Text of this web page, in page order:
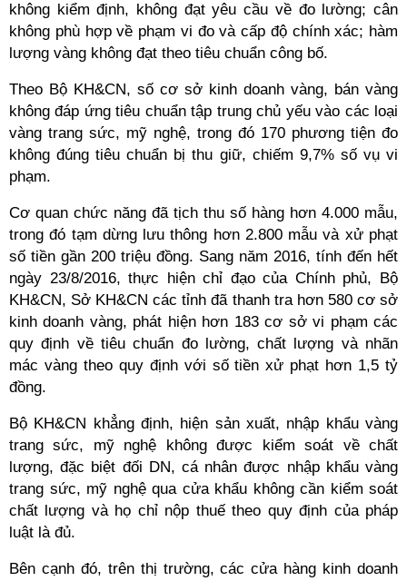
không kiểm định, không đạt yêu cầu về đo lường; cân
không phù hợp về phạm vi đo và cấp độ chính xác; hàm
lượng vàng không đạt theo tiêu chuẩn công bố.
Theo Bộ KH&CN, số cơ sở kinh doanh vàng, bán vàng
không đáp ứng tiêu chuẩn tập trung chủ yếu vào các loại
vàng trang sức, mỹ nghệ, trong đó 170 phương tiện đo
không đúng tiêu chuẩn bị thu giữ, chiếm 9,7% số vụ vi
phạm.
Cơ quan chức năng đã tịch thu số hàng hơn 4.000 mẫu,
trong đó tạm dừng lưu thông hơn 2.800 mẫu và xử phạt
số tiền gần 200 triệu đồng. Sang năm 2016, tính đến hết
ngày 23/8/2016, thực hiện chỉ đạo của Chính phủ, Bộ
KH&CN, Sở KH&CN các tỉnh đã thanh tra hơn 580 cơ sở
kinh doanh vàng, phát hiện hơn 183 cơ sở vi phạm các
quy định về tiêu chuẩn đo lường, chất lượng và nhãn
mác vàng theo quy định với số tiền xử phạt hơn 1,5 tỷ
đồng.
Bộ KH&CN khẳng định, hiện sản xuất, nhập khẩu vàng
trang sức, mỹ nghệ không được kiểm soát về chất
lượng, đặc biệt đối DN, cá nhân được nhập khẩu vàng
trang sức, mỹ nghệ qua cửa khẩu không cần kiểm soát
chất lượng và họ chỉ nộp thuế theo quy định của pháp
luật là đủ.
Bên cạnh đó, trên thị trường, các cửa hàng kinh doanh